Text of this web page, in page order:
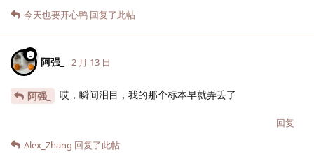
今天也要开心鸭 回复了此帖
阿强_ 2 月 13 日
阿强_ 哎，瞬间泪目，我的那个标本早就弄丢了
回复
Alex_Zhang 回复了此帖